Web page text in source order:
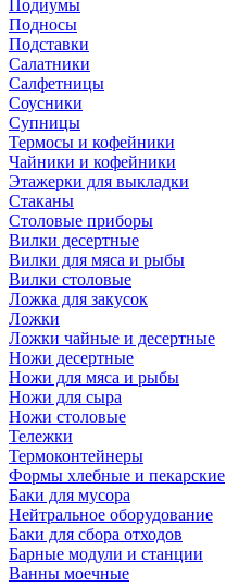
Подиумы
Подносы
Подставки
Салатники
Салфетницы
Соусники
Супницы
Термосы и кофейники
Чайники и кофейники
Этажерки для выкладки
Стаканы
Столовые приборы
Вилки десертные
Вилки для мяса и рыбы
Вилки столовые
Ложка для закусок
Ложки
Ложки чайные и десертные
Ножи десертные
Ножи для мяса и рыбы
Ножи для сыра
Ножи столовые
Тележки
Термоконтейнеры
Формы хлебные и пекарские
Баки для мусора
Нейтральное оборудование
Баки для сбора отходов
Барные модули и станции
Ванны моечные